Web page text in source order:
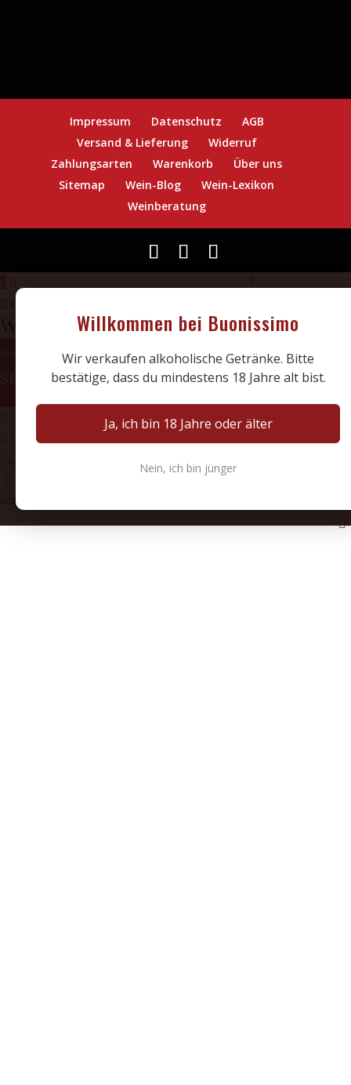
Impressum Datenschutz
AGB
Versand & Lieferung
Widerruf
Zahlungsarten
Warenkorb
Über uns
Sitemap
Wein-Blog
Wein-Lexikon
Weinberatung
Willkommen bei Buonissimo
Wir verkaufen alkoholische Getränke. Bitte
bestätige, dass du mindestens 18 Jahre alt bist.
Ja, ich bin 18 Jahre oder älter
Nein, ich bin jünger
Warenkorb
Dein Warenkorb ist leer
ZURÜCK ZUM
Versandkosten berechnen
Gutschein benutzen